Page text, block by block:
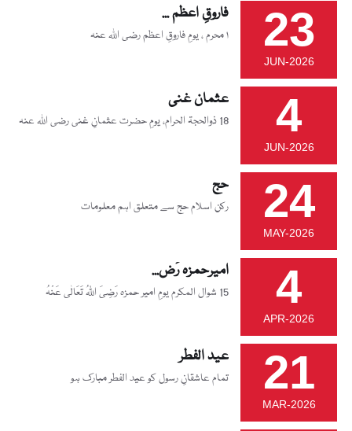
23
JUN-2026
فاروقِ اعظم ...
۱ محرم ، یومِ فاروقِ اعظم رضی اللہ عنہ
4
JUN-2026
عثمان غنی
18 ذوالحجۃ الحرام، یومِ حضرت عثمانِ غنی رضی اللہ عنہ
24
MAY-2026
حج
رکن اسلام حج سے متعلق اہم معلومات
4
APR-2026
امیرحمزہ رَض...
15 شوال المکرم یومِ امیر حمزہ رَضِیَ اللّٰہُ تَعَالٰی عَنْہُ
21
MAR-2026
عید الفطر
تمام عاشقانِ رسول کو عید الفطر مبارک ہو